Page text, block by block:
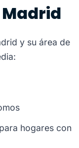
y su área de
hogares con